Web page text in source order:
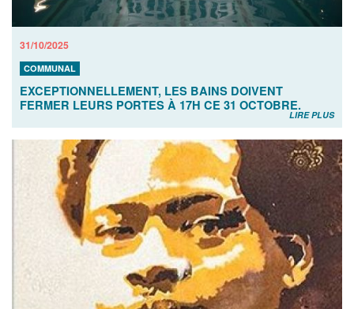
31/10/2025
COMMUNAL
EXCEPTIONNELLEMENT, LES BAINS DOIVENT
FERMER LEURS PORTES À 17H CE 31 OCTOBRE.
LIRE PLUS